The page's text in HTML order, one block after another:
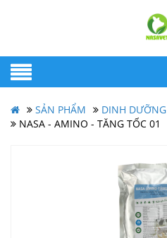
SẢN PHẨM DINH DƯỠNG
NASA - AMINO - TĂNG TỐC 01